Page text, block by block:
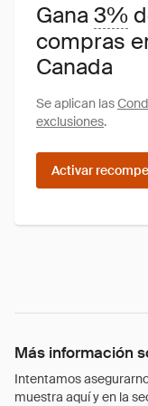
Gana3%
compras
Canada
Se aplican las
exclusiones.
Activar
Más información
Intentamos
muestra aquí y en la